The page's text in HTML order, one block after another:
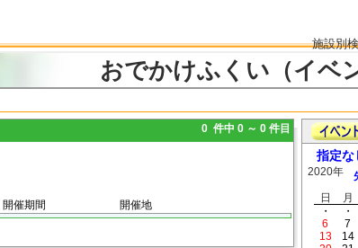
施設別
おでかけふくい（イベ
0 件中 0 ～ 0 件目
開催期間 開催地
指定な
2020年
日
月
・
・
6
7
13
14